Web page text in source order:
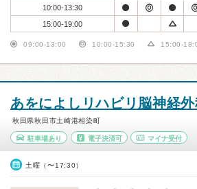
10:00-13:30
15:00-19:00
09:00-13:00 10:00-15:30 15:00-
あをによしリハビリ脳神経
秋田県秋田市土崎港相染町
駐車場あり 電子決済可 マイナ受付
土曜（〜17:30）